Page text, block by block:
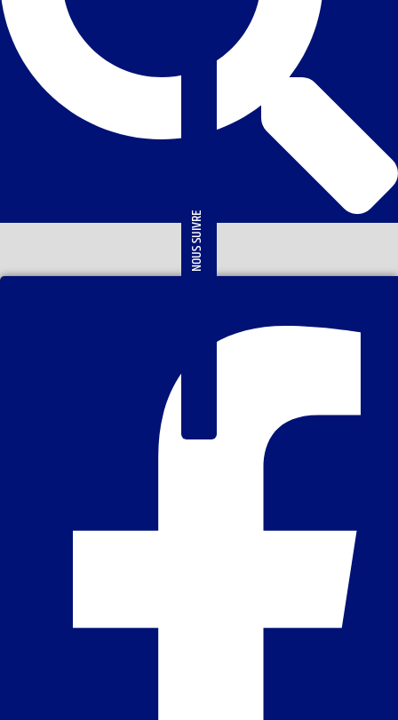
NOUS SUIVRE